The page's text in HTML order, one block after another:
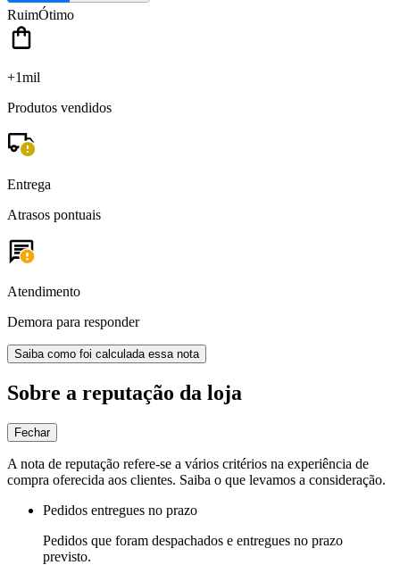
RuimÓtimo
+1mil
Produtos vendidos
Entrega
Atrasos pontuais
Atendimento
Demora para responder
Saiba como foi calculada essa nota
Sobre a reputação da loja
Fechar
A nota de reputação refere-se a vários critérios na experiência de
compra oferecida aos clientes. Saiba o que levamos a consideração.
Pedidos entregues no prazo
Pedidos que foram despachados e entregues no prazo
previsto.